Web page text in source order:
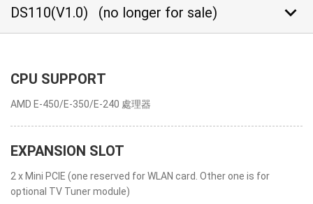
DS110(V1.0) (no longer for sale) keyboard_arrow_down
CPU SUPPORT
AMD E-450/E-350/E-240 處理器
EXPANSION SLOT
2 x Mini PCIE (one reserved for WLAN card. Other one is for
optional TV Tuner module)